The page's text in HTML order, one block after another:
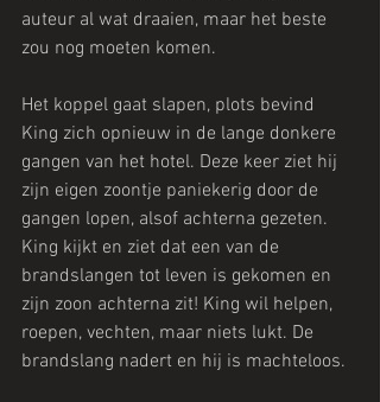
auteur al wat draaien, maar het beste
zou nog moeten komen.
Het koppel gaat slapen, plots bevind
King zich opnieuw in de lange donkere
gangen van het hotel. Deze keer ziet hij
zijn eigen zoontje paniekerig door de
gangen lopen, alsof achterna gezeten.
King kijkt en ziet dat een van de
brandslangen tot leven is gekomen en
zijn zoon achterna zit! King wil helpen,
roepen, vechten, maar niets lukt. De
brandslang nadert en hij is machteloos.